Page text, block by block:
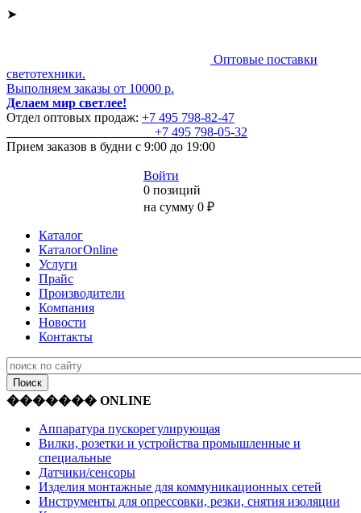
➤
Оптовые поставки
светотехники.
Выполняем заказы от 10000 р.
Делаем мир светлее!
Отдел оптовых продаж: +7 495 798-82-47
+7 495 798-05-32
Прием заказов в будни с 9:00 до 19:00
Войти
0 позиций
на сумму 0 ₽
Каталог
КаталогOnline
Услуги
Прайс
Производители
Компания
Новости
Контакты
������� ONLINE
Аппаратура пускорегулирующая
Вилки, розетки и устройства промышленные и
специальные
Датчики/сенсоры
Изделия монтажные для коммуникационных сетей
Инструменты для опрессовки, резки, снятия изоляции